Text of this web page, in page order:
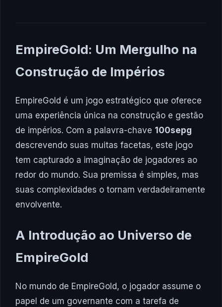
EmpireGold: Um Mergulho na
Construção de Impérios
EmpireGold é um jogo estratégico que oferece
uma experiência única na construção e gestão
de impérios. Com a palavra-chave 100sepg
descrevendo suas muitas facetas, este jogo
tem capturado a imaginação de jogadores ao
redor do mundo. Sua premissa é simples, mas
suas complexidades o tornam verdadeiramente
envolvente.
A Introdução ao Universo de
EmpireGold
No mundo de EmpireGold, o jogador assume o
papel de um governante com a tarefa de